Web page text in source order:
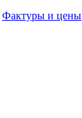
Фактуры и цены